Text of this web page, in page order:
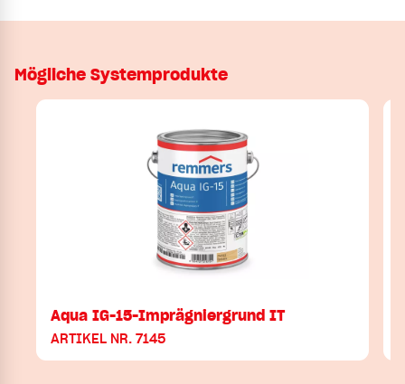
Mögliche Systemprodukte
Aqua IG-15-Imprägniergrund IT
ARTIKEL NR. 7145